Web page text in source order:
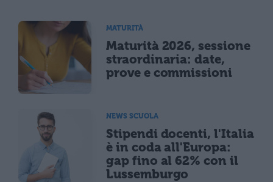
MATURITÀ
Maturità 2026, sessione
straordinaria: date,
prove e commissioni
NEWS SCUOLA
Stipendi docenti, l'Italia
è in coda all'Europa:
gap fino al 62% con il
Lussemburgo